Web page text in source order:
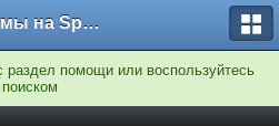
Форумы на Sportbox.ru
помощи или воспользуйтесь
поиском